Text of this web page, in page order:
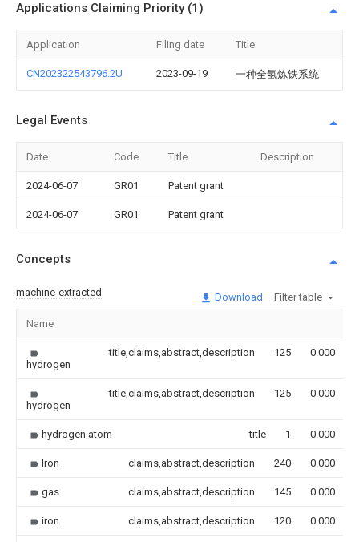
Applications Claiming Priority (1)
Application Filing date Title
CN202322543796.2U 2023-09-19 一种全氢炼铁系统
Legal Events
Date Code Title Description
2024-06-07 GR01 Patent grant
2024-06-07 GR01 Patent grant
Concepts
machine-extracted Download Filter table
Name
hydrogen
title,claims,abstract,description 125 0.000
hydrogen
title,claims,abstract,description 125 0.000
hydrogen atom title 1 0.000
Iron claims,abstract,description 240 0.000
gas claims,abstract,description 145 0.000
iron claims,abstract,description 120 0.000